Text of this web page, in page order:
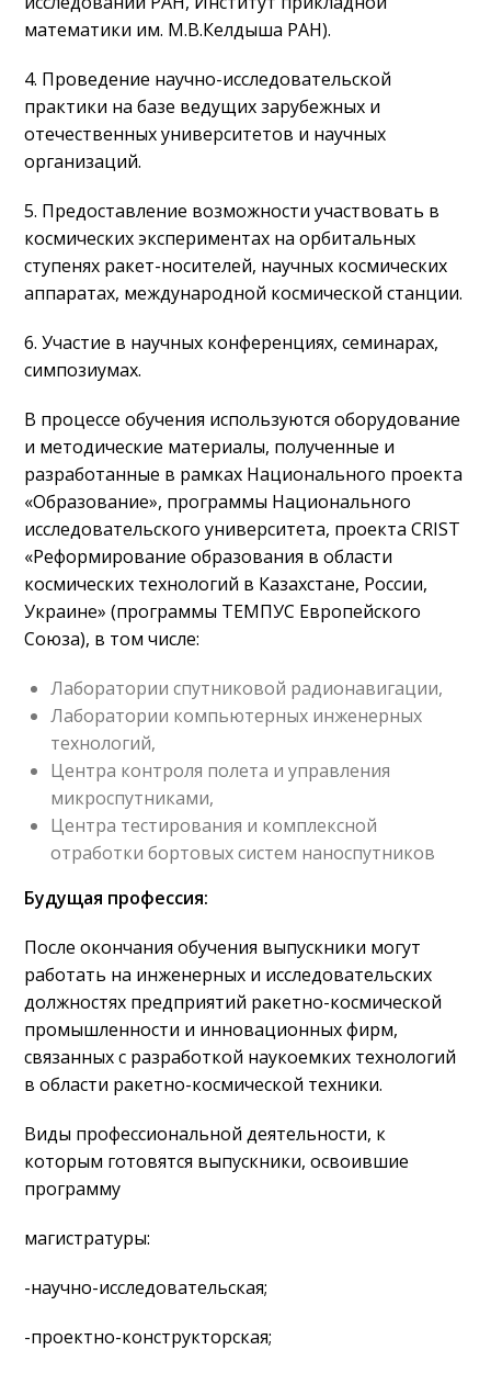
математики им. М.В.Келдыша РАН).
4. Проведение научно-исследовательской
практики на базе ведущих зарубежных и
отечественных университетов и научных
организаций.
5. Предоставление возможности участвовать в
космических экспериментах на орбитальных
ступенях ракет-носителей, научных космических
аппаратах, международной космической станции.
6. Участие в научных конференциях, семинарах,
симпозиумах.
В процессе обучения используются оборудование
и методические материалы, полученные и
разработанные в рамках Национального проекта
«Образование», программы Национального
исследовательского университета, проекта CRIST
«Реформирование образования в области
космических технологий в Казахстане, России,
Украине» (программы ТЕМПУС Европейского
Союза), в том числе:
Лаборатории спутниковой радионавигации,
Лаборатории компьютерных инженерных
технологий,
Центра контроля полета и управления
микроспутниками,
Центра тестирования и комплексной
отработки бортовых систем наноспутников
Будущая профессия:
После окончания обучения выпускники могут
работать на инженерных и исследовательских
должностях предприятий ракетно-космической
промышленности и инновационных фирм,
связанных с разработкой наукоемких технологий
в области ракетно-космической техники.
Виды профессиональной деятельности, к
которым готовятся выпускники, освоившие
программу
магистратуры:
-научно-исследовательская;
-проектно-конструкторская;